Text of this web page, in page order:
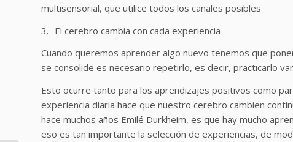
multisensorial, que utilice todos los canales posibles
3.- El cerebro cambia con cada experiencia
Cuando queremos aprender algo nuevo tenemos que
se consolide es necesario repetirlo, es decir, practicarlo
Esto ocurre tanto para los aprendizajes positivos como
experiencia diaria hace que nuestro cerebro cambien
hace muchos años Emilé Durkheim, es que hay mucho
eso es tan importante la selección de experiencias, de